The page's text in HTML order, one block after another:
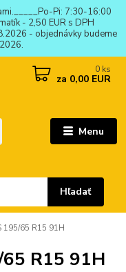
Pi: 7:30-16:00
- 2,50 EUR s DPH
- objednávky budeme
Menu
Hľadať
0 ks
za 0,00 EUR
195/65 R15 91H
R15 91H